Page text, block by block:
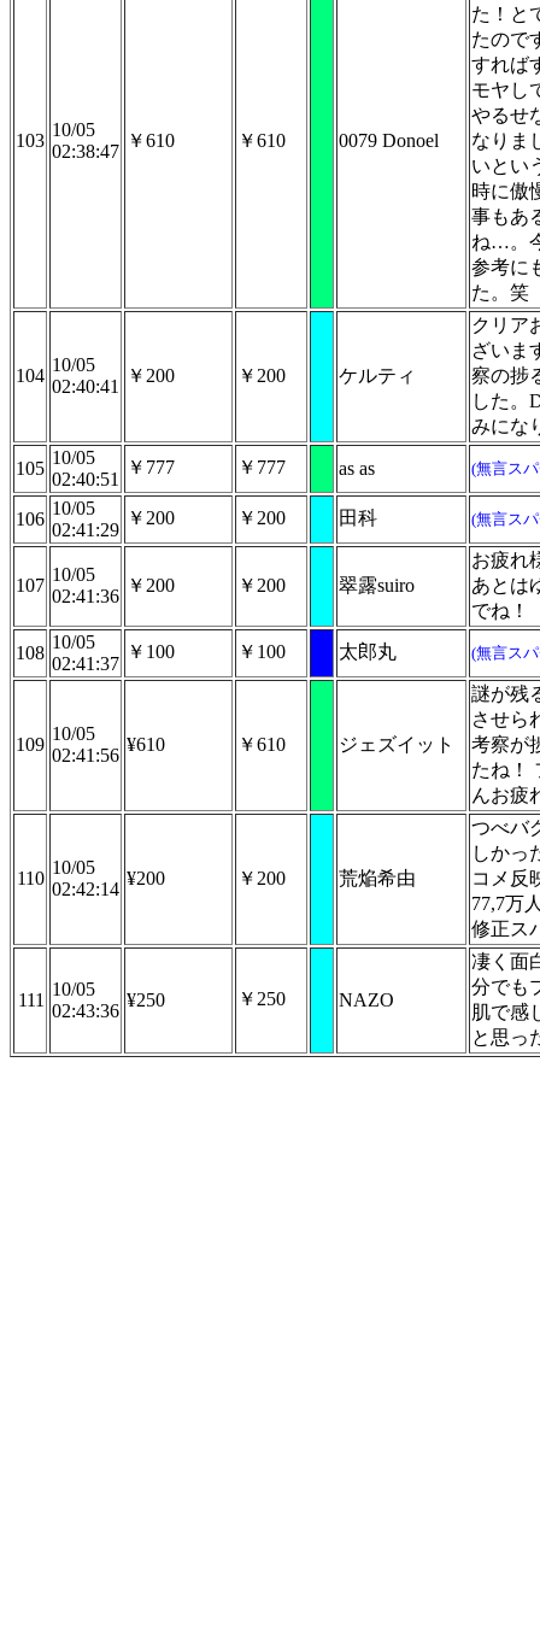
103
10/05
02:38:47
￥610 ￥610 0079 Donoel
た！と
たので
すれば
モヤし
やるせ
なりま
いとい
時に傲
事もあ
ね…。
参考に
た。笑
104
10/05
02:40:41
￥200 ￥200 ケルティ
クリア
ざいま
察の捗
した。
みにな
105
10/05
02:40:51
￥777 ￥777 as as (無言ス
106
10/05
02:41:29
￥200 ￥200 田科 (無言ス
107
10/05
02:41:36
￥200 ￥200 翠露suiro
お疲れ
あとは
でね！
108
10/05
02:41:37
￥100 ￥100 太郎丸 (無言ス
109
10/05
02:41:56
¥610 ￥610 ジェズイット
謎が残
させら
考察が
たね！
んお疲
110
10/05
02:42:14
¥200 ￥200 荒焔希由
つべバ
しかっ
コメ反
77,7万
修正ス
111
10/05
02:43:36
¥250 ￥250 NAZO
凄く面
分でも
肌で感
と思っ